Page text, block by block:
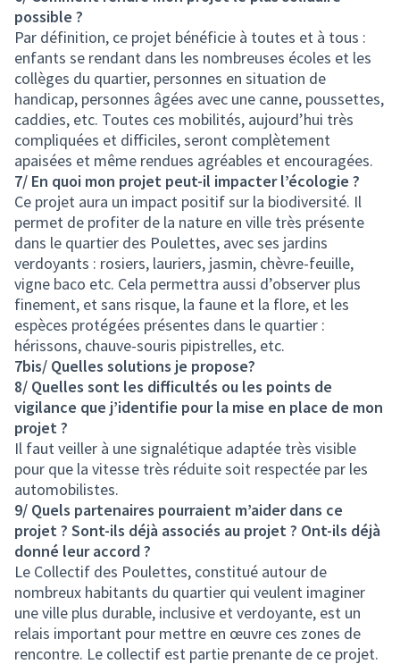
possible ?
Par définition, ce projet bénéficie à toutes et à tous :
enfants se rendant dans les nombreuses écoles et les
collèges du quartier, personnes en situation de
handicap, personnes âgées avec une canne, poussettes,
caddies, etc. Toutes ces mobilités, aujourd’hui très
compliquées et difficiles, seront complètement
apaisées et même rendues agréables et encouragées.
7/ En quoi mon projet peut-il impacter l’écologie ?
Ce projet aura un impact positif sur la biodiversité. Il
permet de profiter de la nature en ville très présente
dans le quartier des Poulettes, avec ses jardins
verdoyants : rosiers, lauriers, jasmin, chèvre-feuille,
vigne baco etc. Cela permettra aussi d’observer plus
finement, et sans risque, la faune et la flore, et les
espèces protégées présentes dans le quartier :
hérissons, chauve-souris pipistrelles, etc.
7bis/ Quelles solutions je propose?
8/ Quelles sont les difficultés ou les points de
vigilance que j’identifie pour la mise en place de mon
projet ?
Il faut veiller à une signalétique adaptée très visible
pour que la vitesse très réduite soit respectée par les
automobilistes.
9/ Quels partenaires pourraient m’aider dans ce
projet ? Sont-ils déjà associés au projet ? Ont-ils déjà
donné leur accord ?
Le Collectif des Poulettes, constitué autour de
nombreux habitants du quartier qui veulent imaginer
une ville plus durable, inclusive et verdoyante, est un
relais important pour mettre en œuvre ces zones de
rencontre. Le collectif est partie prenante de ce projet.